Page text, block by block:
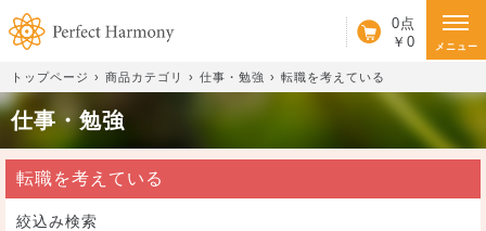
0点
￥0
カート
メニュー
トップページ 商品カテゴリ 仕事・勉強 転職を考えている
仕事・勉強
転職を考えている
絞込み検索